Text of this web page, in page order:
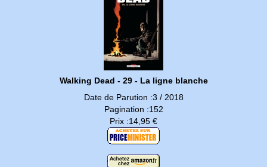
Walking Dead - 29 - La ligne blanche
Date de Parution :3 / 2018
Pagination :152
Prix :14,95 €